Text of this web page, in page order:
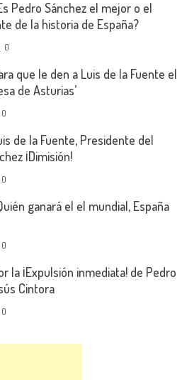
Pedro Sánchez el mejor o el
de la historia de España?
0
que le den a Luis de la Fuente el
de Asturias’
0
de la Fuente, Presidente del
¡Dimisión!
0
ganará el el mundial, España
0
la ¡Expulsión inmediata! de Pedro
Cintora
0